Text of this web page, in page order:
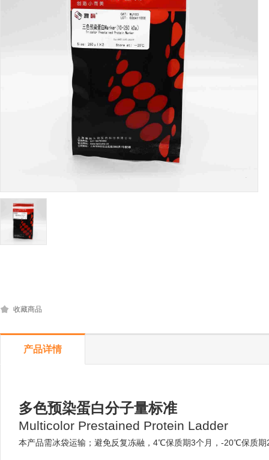
收藏商品
产品详情
多色预染蛋白分子量标准
Multicolor Prestained Protein Ladder
本产品需冰袋运输； 避免反复冻融， 4℃保质期3个月， -20℃保质期